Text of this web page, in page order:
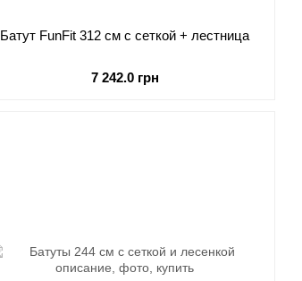
Батут FunFit 312 см с сеткой + лестница
7 242.0 грн